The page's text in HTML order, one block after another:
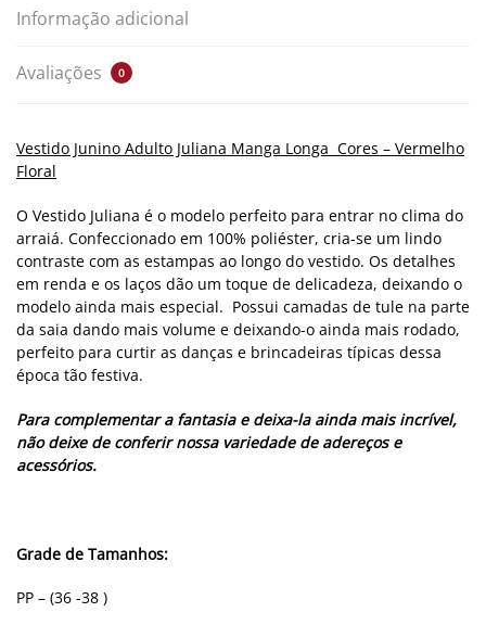
Informação adicional
Avaliações 0
Vestido Junino Adulto Juliana Manga Longa Cores – Vermelho
Floral
O Vestido Juliana é o modelo perfeito para entrar no clima do
arraiá. Confeccionado em 100% poliéster, cria-se um lindo
contraste com as estampas ao longo do vestido. Os detalhes
em renda e os laços dão um toque de delicadeza, deixando o
modelo ainda mais especial. Possui camadas de tule na parte
da saia dando mais volume e deixando-o ainda mais rodado,
perfeito para curtir as danças e brincadeiras típicas dessa
época tão festiva.
Para complementar a fantasia e deixa-la ainda mais incrível,
não deixe de conferir nossa variedade de adereços e
acessórios.
Grade de Tamanhos:
PP – (36 -38 )